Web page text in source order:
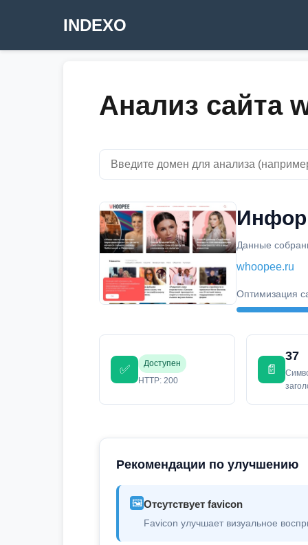
INDEXO
Анализ сайта
Данные
whoopee.ru
Оптимизация
✅
Доступен
HTTP: 200
📄
37
Рекомендации по улучшению
🖼️Отсутствует favicon
Favicon улучшает визуальное